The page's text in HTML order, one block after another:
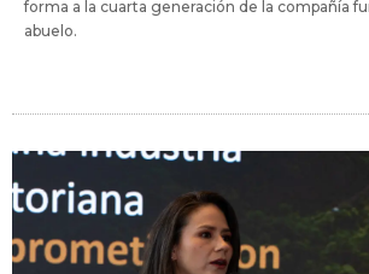
forma a la cuarta generación de la compañía
abuelo.